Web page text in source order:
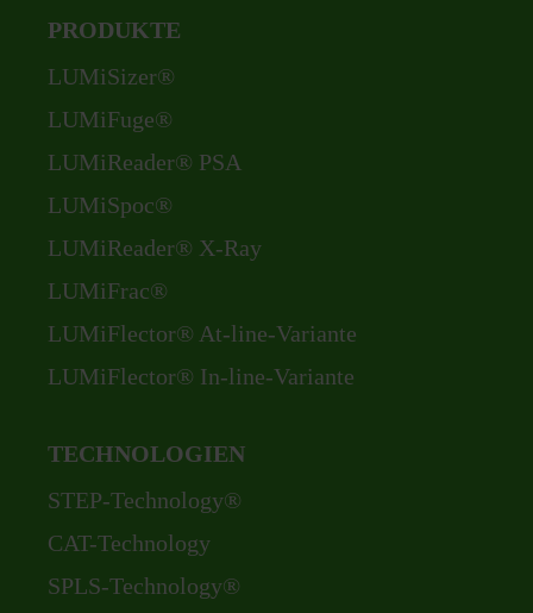
PRODUKTE
Navigation
überspringen
LUMiSizer®
LUMiFuge®
LUMiReader® PSA
LUMiSpoc®
LUMiReader® X-Ray
LUMiFrac®
LUMiFlector® At-line-Variante
LUMiFlector® In-line-Variante
TECHNOLOGIEN
Navigation
überspringen
STEP-Technology®
CAT-Technology
SPLS-Technology®